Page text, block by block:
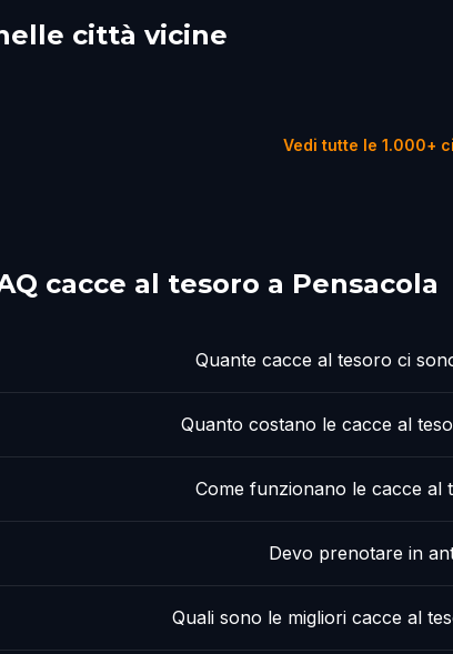
città vicine
Vedi tutte le 1.000+
cacce al tesoro a Pensacola
Quante cacce al tesoro ci
Quanto costano le cacce al
Come funzionano le cacce al
Devo prenotare in
Quali sono le migliori cacce al